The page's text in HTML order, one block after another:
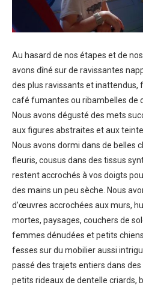
Au hasard de nos étapes et de
avons dîné sur de ravissantes
des plus ravissants et inattendus,
café fumantes ou ribambelles de
Nous avons dégusté des mets
aux figures abstraites et aux
Nous avons dormi dans de belles
fleuris, cousus dans des tissus
restent accrochés à vos doigts
des mains un peu sèche. Nous
d’œuvres accrochées aux murs,
mortes, paysages, couchers de
femmes dénudées et petits
fesses sur du mobilier aussi
passé des trajets entiers dans
petits rideaux de dentelle criards,